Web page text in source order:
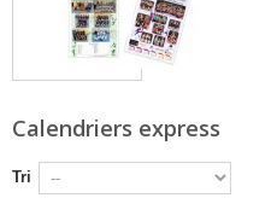
Calendriers express
Tri